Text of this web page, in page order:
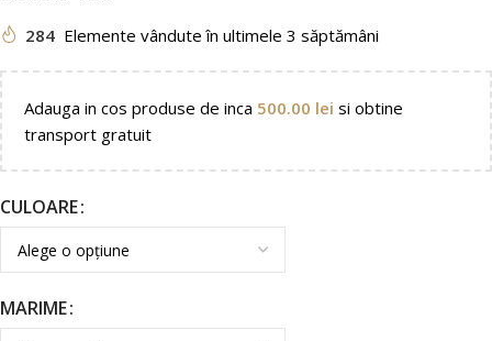
284 Elemente vândute în ultimele 3 săptămâni
Adauga in cos produse de inca 500.00 lei si obtine
transport gratuit
CULOARE
MARIME